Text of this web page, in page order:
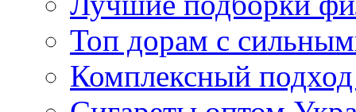
Топ дорам с
Комплексный